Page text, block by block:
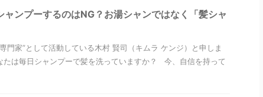
ャンプーするのはNG？お湯シャンではなく「髪シャ
門家”として活動している木村 賢司（キムラ ケンジ）と申しま
は毎日シャンプーで髪を洗っていますか？ 今、自信を持って